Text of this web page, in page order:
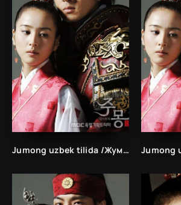
Jumong uzbek tilida /Жумонг ўзбек тилида/ 1-80 bo`lgan barcha qismlar